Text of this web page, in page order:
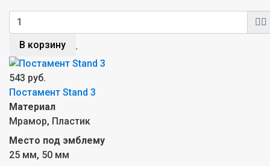
В корзину
543 руб.
Постамент Stand 3
Материал
Мрамор, Пластик
Место под эмблему
25 мм, 50 мм